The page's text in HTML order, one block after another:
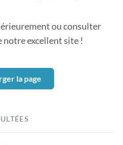
ou consulter
notre excellent site !
la page